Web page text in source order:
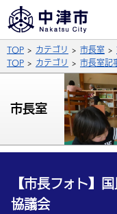
拡大
公式SNS
X
サイト内検索
総合メニュー
くらしの情報
TOP カテゴリ 市長室
TOP
カテゴリ 市長室記
市長室
【市長フォト】
協議会